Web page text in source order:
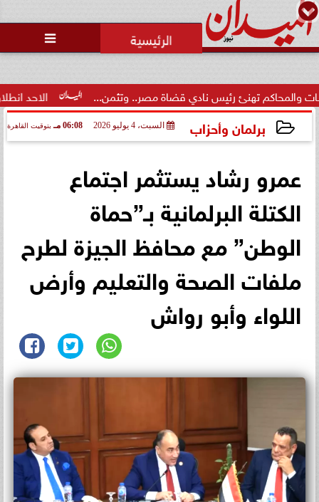

الاحد انطلاق تهنئ رئيس نادي قضاة مصر.. وتثمن...
برلمان وأحزاب السبت، 4 يوليو 2026 06:08 مـ بتوقيت القاهرة
عمرو رشاد يستثمر اجتماع
الكتلة البرلمانية بـ”حماة
الوطن” مع محافظ الجيزة لطرح
ملفات الصحة والتعليم وأرض
اللواء وأبو رواش